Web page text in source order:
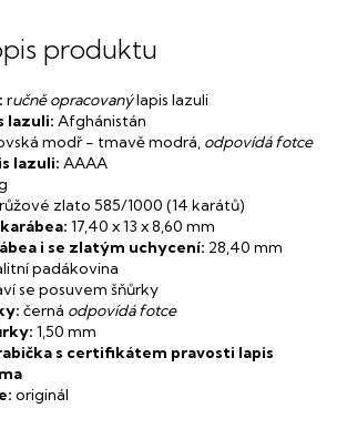
produktu
ručně opracovanýlapis lazuli
lazuli: Afghánistán
modř - tmavě modrá, odpovídá fotce
lazuli: AAAA
růžové zlato 585/1000 (14 karátů)
17,40 x 13 x 8,60 mm
i se zlatým uchycení: 28,40 mm
padákovina
se posuvem šňůrky
černá odpovídá fotce
1,50 mm
s certifikátem pravosti lapis
originál